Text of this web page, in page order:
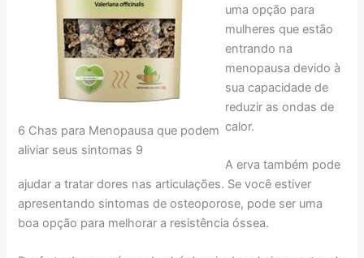
6 Chas para Menopausa que podem
aliviar seus sintomas 9
uma opção para
mulheres que estão
entrando na
menopausa devido à
sua capacidade de
reduzir as ondas de
calor.
A erva também pode
ajudar a tratar dores nas articulações. Se você estiver
apresentando sintomas de osteoporose, pode ser uma
boa opção para melhorar a resistência óssea.